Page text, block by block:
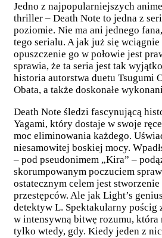
Jedno z najpopularniejszych
thriller – Death Note to jedna z
poziomie. Nie ma ani jednego
tego serialu. A jak już się
opuszczenie go w połowie jest
sprawia, że ta seria jest tak
historia autorstwa duetu Tsugumi
Obata, a także doskonałe
Death Note śledzi fascynującą
Yagami, który dostaje w swoje
moc eliminowania każdego.
niesamowitej boskiej mocy.
– pod pseudonimem „Kira” –
skorumpowanym poczuciem
ostatecznym celem jest stworzenie
przestępców. Ale jak Light’s
detektyw L. Spektakularny pościg
w intensywną bitwę rozumu, która
tylko wtedy, gdy. Kiedy jeden z